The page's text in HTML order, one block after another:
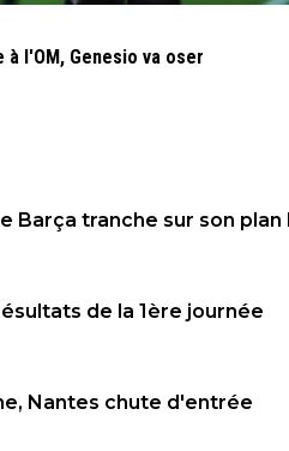
l'OM, Genesio va oser
Barça tranche sur son plan
de la 1ère journée
Nantes chute d'entrée